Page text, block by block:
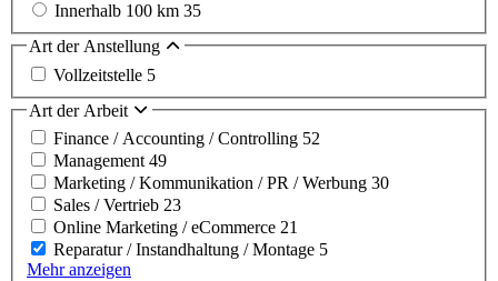
Innerhalb 100 km 35
Art der Anstellung
Vollzeitstelle 5
Art der Arbeit
Finance / Accounting / Controlling 52
Management49
Marketing / Kommunikation / PR / Werbung 30
Sales / Vertrieb 23
Online Marketing / eCommerce 21
Reparatur / Instandhaltung / Montage 5
Mehr anzeigen